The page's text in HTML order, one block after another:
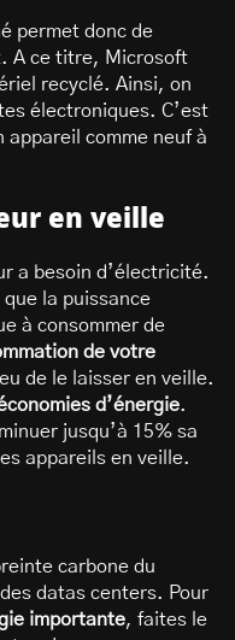
permet donc de
A ce titre, Microsoft
recyclé. Ainsi, on
électroniques. C’est
appareil comme neuf à
en veille
a besoin d’électricité.
la puissance
à consommer de
de votre
de le laisser en veille.
d’énergie.
jusqu’à 15% sa
appareils en veille.
carbone du
datas centers. Pour
importante, faites le